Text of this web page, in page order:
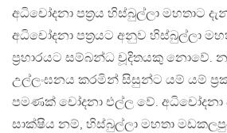
අධිචෝදනා පත්‍රය හිස්බුල්ලා මහතාට
අධිචෝදනා පත්‍රයට අනුව හිස්බුල්ලා
ප්‍රහාරයට සම්බන්ධ චූදිතයකු නොවේ.
උල්ලංඝනය කරමින් සිසුන්ට යම් යම්
පමණක් චෝදනා එල්ල වේ. අධිචෝදනා
සාක්ෂිය නම්, හිස්බුල්ලා මහතා